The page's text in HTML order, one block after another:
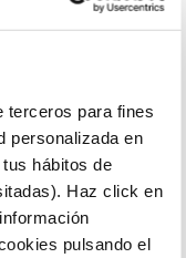
terceros para fines
personalizada en
hábitos de
Haz click en
pulsando el